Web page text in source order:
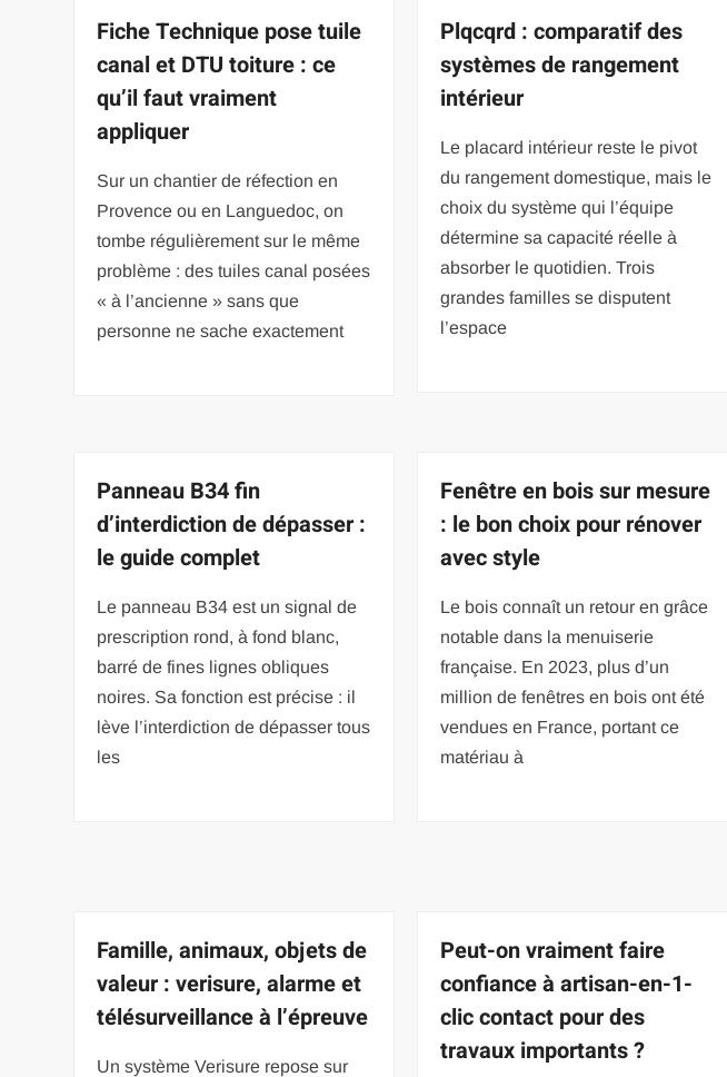
Fiche Technique pose tuile
canal et DTU toiture : ce
qu’il faut vraiment
appliquer
Sur un chantier de réfection en
Provence ou en Languedoc, on
tombe régulièrement sur le même
problème : des tuiles canal posées
« à l’ancienne » sans que
personne ne sache exactement
Plqcqrd : comparatif des
systèmes de rangement
intérieur
Le placard intérieur reste le pivot
du rangement domestique, mais le
choix du système qui l’équipe
détermine sa capacité réelle à
absorber le quotidien. Trois
grandes familles se disputent
l’espace
Panneau B34 fin
d’interdiction de dépasser :
le guide complet
Le panneau B34 est un signal de
prescription rond, à fond blanc,
barré de fines lignes obliques
noires. Sa fonction est précise : il
lève l’interdiction de dépasser tous
les
Fenêtre en bois sur mesure
: le bon choix pour rénover
avec style
Le bois connaît un retour en grâce
notable dans la menuiserie
française. En 2023, plus d’un
million de fenêtres en bois ont été
vendues en France, portant ce
matériau à
Famille, animaux, objets de
valeur : verisure, alarme et
télésurveillance à l’épreuve
Un système Verisure repose sur
Peut-on vraiment faire
confiance à artisan-en-1-
clic contact pour des
travaux importants ?